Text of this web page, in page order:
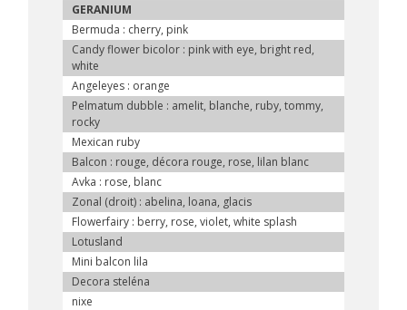
GERANIUM
Bermuda : cherry, pink
Candy flower bicolor : pink with eye, bright red,
white
Angeleyes : orange
Pelmatum dubble : amelit, blanche, ruby, tommy,
rocky
Mexican ruby
Balcon : rouge, décora rouge, rose, lilan blanc
Avka : rose, blanc
Zonal (droit) : abelina, loana, glacis
Flowerfairy : berry, rose, violet, white splash
Lotusland
Mini balcon lila
Decora steléna
nixe